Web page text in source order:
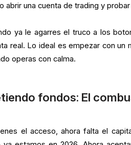
abrir una cuenta de trading y
ya le agarres el truco a los
real. Lo ideal es empezar con
operas con calma.
fondos: El
el acceso, ahora falta el